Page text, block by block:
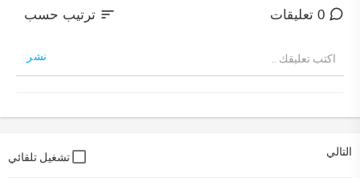
sort ترتيب حسب
نشر
التالي تشغيل تلقائي